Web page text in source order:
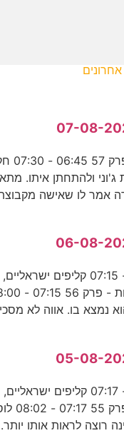
אחרונים
ג'וני ולהתחתן איתו.
אמר לו שאישה
קליפ טיים 06:30 - 07:15
נמצא בו. אווה לא
קליפ טיים 06:29 - 07:17
רוצה לראות אותו